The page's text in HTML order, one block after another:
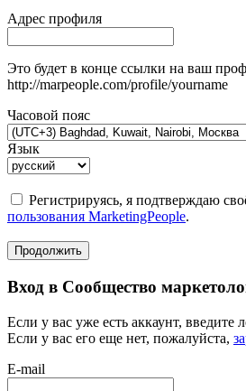
Адрес профиля
Это будет в конце ссылки на ваш
http://marpeople.com/profile/yourname
Часовой пояс
Язык
Регистрируясь, я подтверждаю
пользования MarketingPeople.
Продолжить
Вход в Сообщество
Если у вас уже есть аккаунт, введите
Если у вас его еще нет, пожалуйста,
E-mail